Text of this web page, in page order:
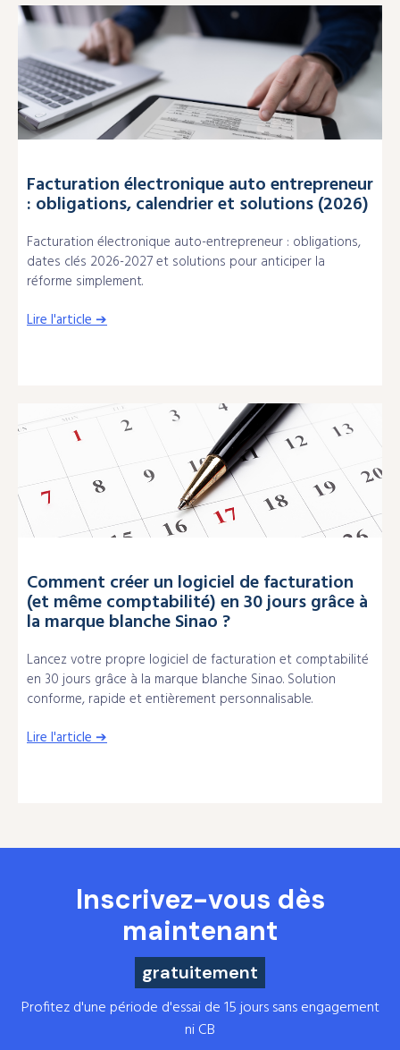
Facturation électronique auto entrepreneur
: obligations, calendrier et solutions (2026)
Facturation électronique auto-entrepreneur : obligations,
dates clés 2026-2027 et solutions pour anticiper la
réforme simplement.
Lire l'article ➔
Comment créer un logiciel de facturation
(et même comptabilité) en 30 jours grâce à
la marque blanche Sinao ?
Lancez votre propre logiciel de facturation et comptabilité
en 30 jours grâce à la marque blanche Sinao. Solution
conforme, rapide et entièrement personnalisable.
Lire l'article ➔
Inscrivez-vous dès
maintenant
gratuitement
Profitez d'une période d'essai de 15 jours sans engagement
ni CB